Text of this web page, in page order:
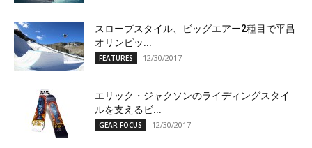
スロープスタイル、ビッグエアー2種目で平昌
オリンピッ...
FEATURES 12/30/2017
エリック・ジャクソンのライディングスタイ
ルを支えるビ...
GEAR FOCUS 12/30/2017